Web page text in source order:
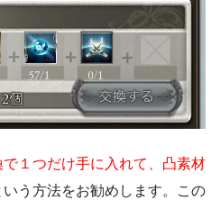
で１つだけ手に入れて、凸素材
いう方法をお勧めします。この